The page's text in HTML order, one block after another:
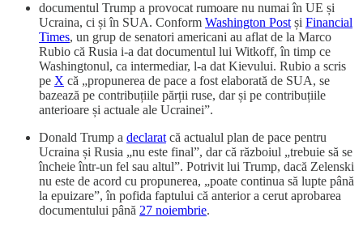
documentul Trump a provocat rumoare nu numai în UE și
Ucraina, ci și în SUA. Conform Washington Post și Financial
Times, un grup de senatori americani au aflat de la Marco
Rubio că Rusia i-a dat documentul lui Witkoff, în timp ce
Washingtonul, ca intermediar, l-a dat Kievului. Rubio a scris
pe X că „propunerea de pace a fost elaborată de SUA, se
bazează pe contribuțiile părții ruse, dar și pe contribuțiile
anterioare și actuale ale Ucrainei”.
Donald Trump a declarat că actualul plan de pace pentru
Ucraina și Rusia „nu este final”, dar că războiul „trebuie să se
încheie într-un fel sau altul”. Potrivit lui Trump, dacă Zelenski
nu este de acord cu propunerea, „poate continua să lupte până
la epuizare”, în pofida faptului că anterior a cerut aprobarea
documentului până 27 noiembrie.